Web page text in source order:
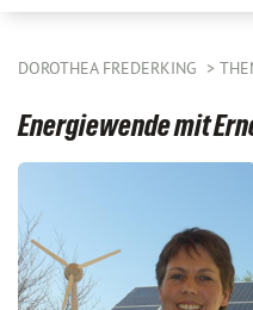
DOROTHEA FREDERKING
Energiewende mit